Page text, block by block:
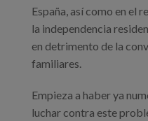
España, así como en el
la independencia
en detrimento de la
familiares.
Empieza a haber ya
luchar contra este